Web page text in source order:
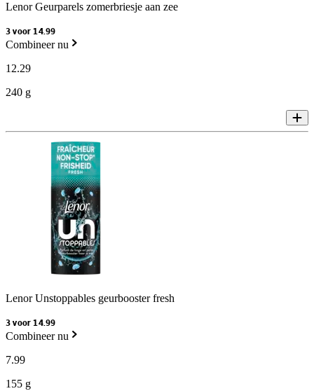
Lenor Geurparels zomerbriesje aan zee
3 voor 14.99
Combineer nu
12.29
240 g
Lenor Unstoppables geurbooster fresh
3 voor 14.99
Combineer nu
7.99
155 g